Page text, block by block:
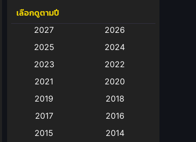
Anal (ประตูหลัง)
Animation การ์ตูน
Animation อนิเมะ
Animation แอนิเมชัน (19)
เลือกดูตามปี
2027
2026
2025
2024
2023
2022
2021
2020
2019
2018
2017
2016
2015
2014